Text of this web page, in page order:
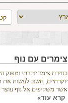
צימרים עם נוף
בחירת צימר יוקרתי
יוקרתיים, חשוב לעשות את
אשר משקיפים אל נוף עוצר
קרא עוד»